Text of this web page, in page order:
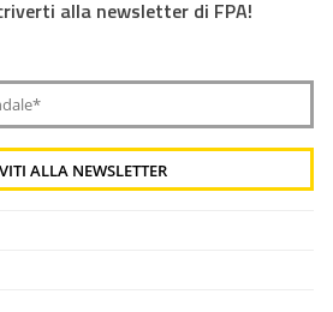
alla newsletter di FPA!